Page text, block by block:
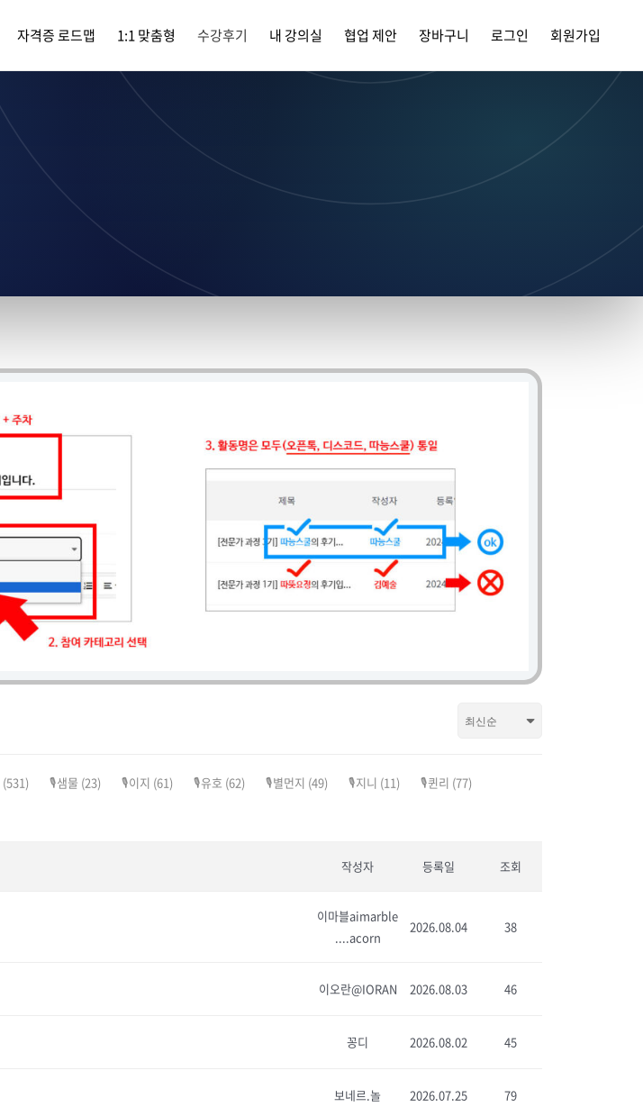
자격증 로드맵 1:1 맞춤형 수강후기 내 강의실 협업 제안 장바구니 로그인 회원가입
(531) 🎙️샘물 (23) 🎙️이지 (61) 🎙️유호 (62) 🎙️별먼지 (49) 🎙️지니 (11) 🎙️퀸리 (77)
작성자 등록일 조회
이마블aimarble
....acorn
2026.08.04 38
이오란@IORAN 2026.08.03 46
꽁디 2026.08.02 45
보네르.놀 2026.07.25 79